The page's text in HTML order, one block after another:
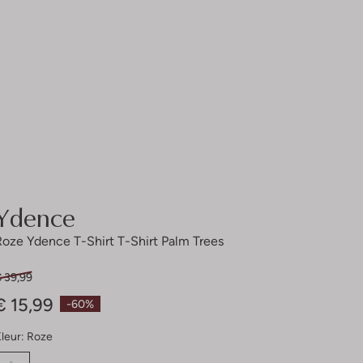
Ydence T-Shirt T-Shirt Palm Trees
-60%
39,99
15,99
Roze